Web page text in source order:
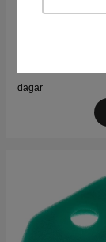
Best. vara.
dagar